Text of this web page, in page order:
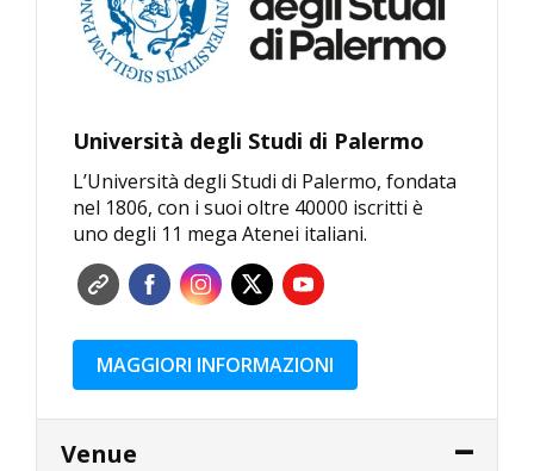
Università degli Studi di Palermo
L’Università degli Studi di Palermo, fondata
nel 1806, con i suoi oltre 40000 iscritti è
uno degli 11 mega Atenei italiani.
MAGGIORI INFORMAZIONI
Venue